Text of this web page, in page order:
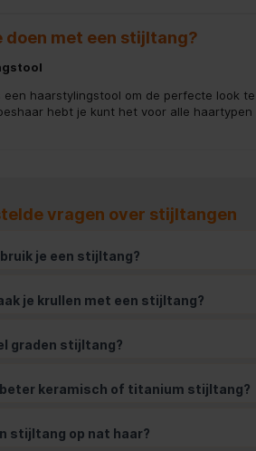
doen met een stijltang?
een haarstylingstool om de perfecte look
hebt je kunt het voor alle haartypen
vragen over stijltangen
je een stijltang?
je krullen met een stijltang?
graden stijltang?
keramisch of titanium stijltang?
stijltang op nat haar?